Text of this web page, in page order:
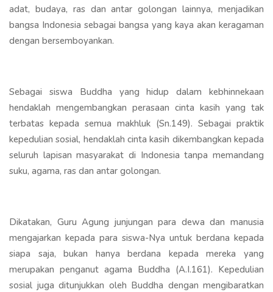
adat, budaya, ras dan antar golongan lainnya, menjadikan
bangsa Indonesia sebagai bangsa yang kaya akan keragaman
dengan bersemboyankan.
Sebagai siswa Buddha yang hidup dalam kebhinnekaan
hendaklah mengembangkan perasaan cinta kasih yang tak
terbatas kepada semua makhluk (Sn.149). Sebagai praktik
kepedulian sosial, hendaklah cinta kasih dikembangkan kepada
seluruh lapisan masyarakat di Indonesia tanpa memandang
suku, agama, ras dan antar golongan.
Dikatakan, Guru Agung junjungan para dewa dan manusia
mengajarkan kepada para siswa-Nya untuk berdana kepada
siapa saja, bukan hanya berdana kepada mereka yang
merupakan penganut agama Buddha (A.I.161). Kepedulian
sosial juga ditunjukkan oleh Buddha dengan mengibaratkan